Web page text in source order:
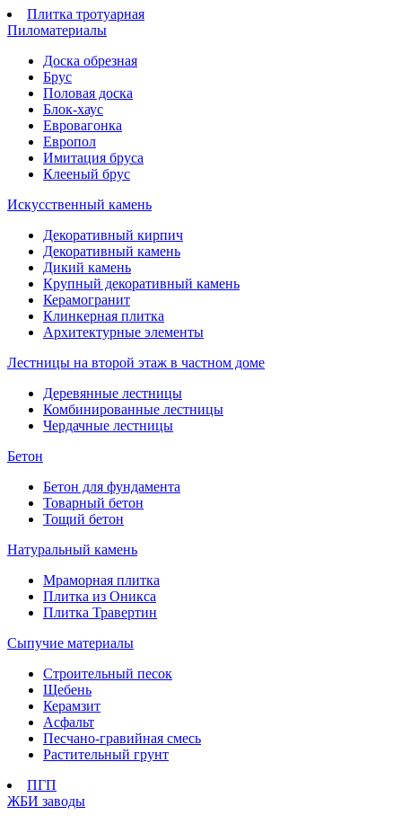
Плитка тротуарная
Пиломатериалы
Доска обрезная
Брус
Половая доска
Блок-хаус
Евровагонка
Европол
Имитация бруса
Клееный брус
Искусственный камень
Декоративный кирпич
Декоративный камень
Дикий камень
Крупный декоративный камень
Керамогранит
Клинкерная плитка
Архитектурные элементы
Лестницы на второй этаж в частном доме
Деревянные лестницы
Комбинированные лестницы
Чердачные лестницы
Бетон
Бетон для фундамента
Товарный бетон
Тощий бетон
Натуральный камень
Мраморная плитка
Плитка из Оникса
Плитка Травертин
Сыпучие материалы
Строительный песок
Щебень
Керамзит
Асфальт
Песчано-гравийная смесь
Растительный грунт
ПГП
ЖБИ заводы